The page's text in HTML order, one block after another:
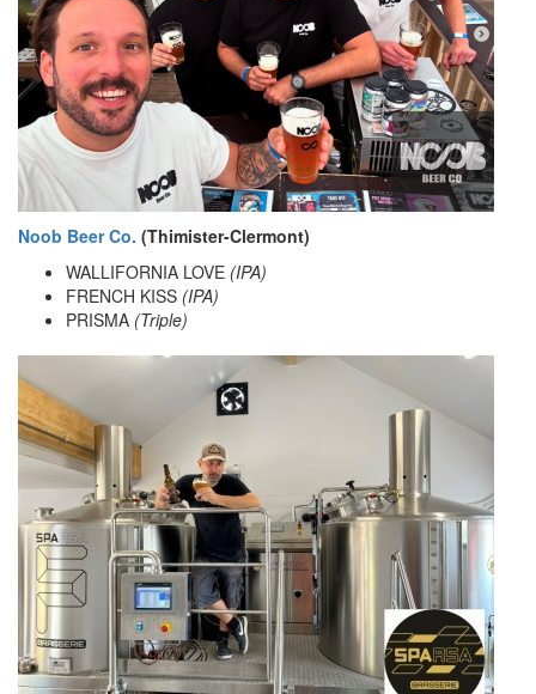
Noob Beer Co. (Thimister-Clermont)
WALLIFORNIA LOVE (IPA)
FRENCH KISS (IPA)
PRISMA (Triple)